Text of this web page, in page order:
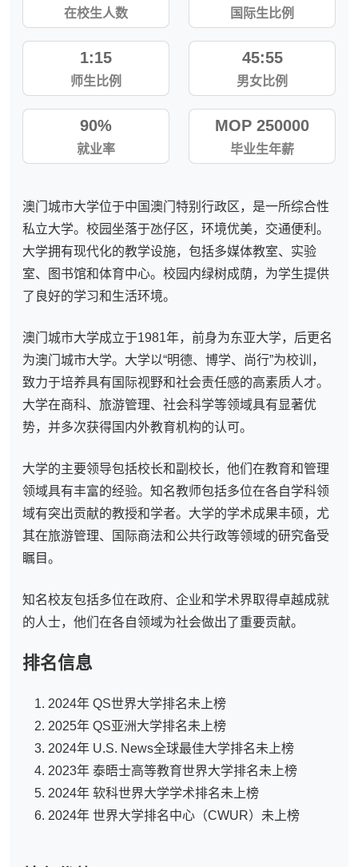
在校生人数 国际生比例
1:15
师生比例
45:55
男女比例
90%
就业率
MOP 250000
毕业生年薪
澳门城市大学位于中国澳门特别行政区，是一所综合性
私立大学。校园坐落于氹仔区，环境优美，交通便利。
大学拥有现代化的教学设施，包括多媒体教室、实验
室、图书馆和体育中心。校园内绿树成荫，为学生提供
了良好的学习和生活环境。
澳门城市大学成立于1981年，前身为东亚大学，后更名
为澳门城市大学。大学以“明德、博学、尚行”为校训，
致力于培养具有国际视野和社会责任感的高素质人才。
大学在商科、旅游管理、社会科学等领域具有显著优
势，并多次获得国内外教育机构的认可。
大学的主要领导包括校长和副校长，他们在教育和管理
领域具有丰富的经验。知名教师包括多位在各自学科领
域有突出贡献的教授和学者。大学的学术成果丰硕，尤
其在旅游管理、国际商法和公共行政等领域的研究备受
瞩目。
知名校友包括多位在政府、企业和学术界取得卓越成就
的人士，他们在各自领域为社会做出了重要贡献。
排名信息
2024年 QS世界大学排名未上榜
2025年 QS亚洲大学排名未上榜
2024年 U.S. News全球最佳大学排名未上榜
2023年 泰晤士高等教育世界大学排名未上榜
2024年 软科世界大学学术排名未上榜
2024年 世界大学排名中心（CWUR）未上榜